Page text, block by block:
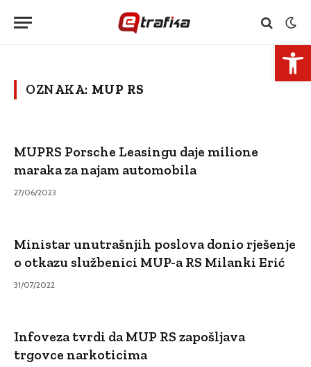
OZNAKA: MUP RS
MUPRS Porsche Leasingu daje milione
maraka za najam automobila
27/06/2023
Ministar unutrašnjih poslova donio rješenje
o otkazu službenici MUP-a RS Milanki Erić
31/07/2022
Infoveza tvrdi da MUP RS zapošljava
trgovce narkoticima